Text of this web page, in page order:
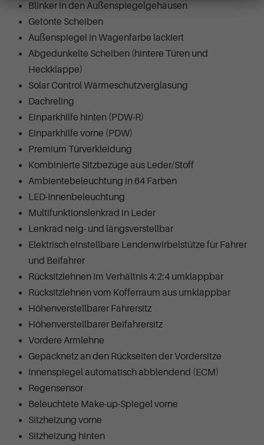
Blinker in den Außenspiegelgehäusen
Getönte Scheiben
Außenspiegel in Wagenfarbe lackiert
Abgedunkelte Scheiben (hintere Türen und
Heckklappe)
Solar Control Wärmeschutzverglasung
Dachreling
Einparkhilfe hinten (PDW-R)
Einparkhilfe vorne (PDW)
Premium Türverkleidung
Kombinierte Sitzbezüge aus Leder/Stoff
Ambientebeleuchtung in 64 Farben
LED-Innenbeleuchtung
Multifunktionslenkrad in Leder
Lenkrad neig- und längsverstellbar
Elektrisch einstellbare Lendenwirbelstütze für Fahrer
und Beifahrer
Rücksitzlehnen im Verhältnis 4:2:4 umklappbar
Rücksitzlehnen vom Kofferraum aus umklappbar
Höhenverstellbarer Fahrersitz
Höhenverstellbarer Beifahrersitz
Vordere Armlehne
Gepäcknetz an den Rückseiten der Vordersitze
Innenspiegel automatisch abblendend (ECM)
Regensensor
Beleuchtete Make-up-Spiegel vorne
Sitzheizung vorne
Sitzheizung hinten